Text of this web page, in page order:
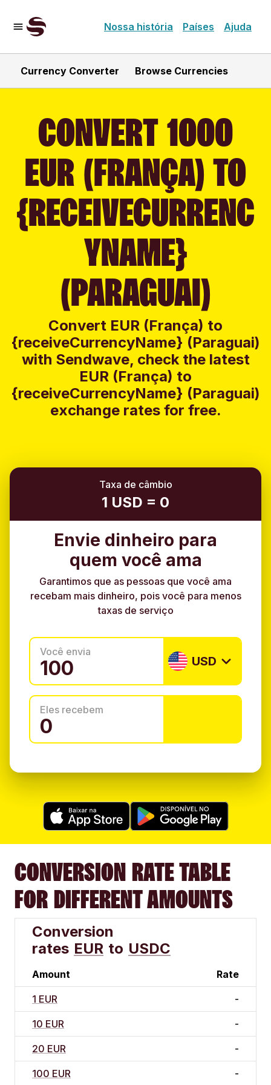
Nossa história Países Ajuda
Currency Converter Browse Currencies
CONVERT 1000
EUR (FRANÇA) TO
{RECEIVECURRENC
YNAME}
(PARAGUAI)
Convert EUR (França) to
{receiveCurrencyName} (Paraguai)
with Sendwave, check the latest
EUR (França) to
{receiveCurrencyName} (Paraguai)
exchange rates for free.
Taxa de câmbio
1 USD = 0
Envie dinheiro para
quem você ama
Garantimos que as pessoas que você ama
recebam mais dinheiro, pois você para menos
taxas de serviço
Você envia
USD
Eles recebem
CONVERSION RATE TABLE
FOR DIFFERENT AMOUNTS
Conversion
rates EUR to USDC
Amount Rate
1 EUR -
10 EUR -
20 EUR -
100 EUR -